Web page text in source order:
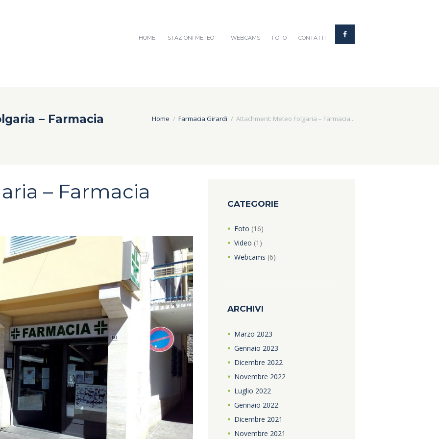
HOME STAZIONI METEO WEBCAMS FOTO CONTATTI
– Farmacia Home Farmacia Girardi Attachment: Meteo Folgaria – Farmacia...
– Farmacia
CATEGORIE
Foto (16)
Video (1)
Webcams (6)
ARCHIVI
Marzo 2023
Gennaio 2023
Dicembre 2022
Novembre 2022
Luglio 2022
Gennaio 2022
Dicembre 2021
Novembre 2021